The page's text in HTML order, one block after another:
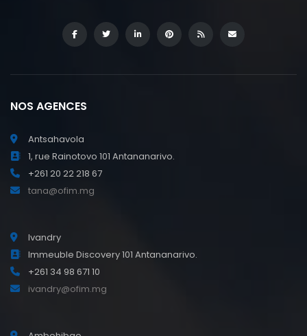
NOS AGENCES
Antsahavola
1, rue Rainotovo 101 Antananarivo.
+261 20 22 218 67
tana@ofim.mg
Ivandry
Immeuble Discovery 101 Antananarivo.
+261 34 98 671 10
ivandry@ofim.mg